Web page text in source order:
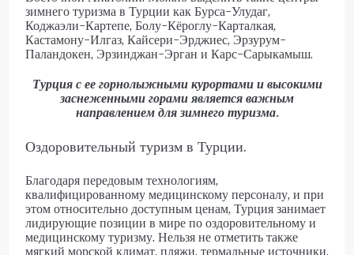
зимнего туризма в Турции как Бурса-Улудаг,
Коджаэли-Картепе, Болу-Кёроглу-Карталкая,
Кастамону-Илгаз, Кайсери-Эрджиес, Эрзурум-
Паландокен, Эрзинджан-Эрган и Карс-Сарыкамыш.
Турция с ее горнолыжными курортами и высокими
заснеженными горами является важным
направлением для зимнего туризма.
Оздоровительный туризм в Турции.
Благодаря передовым технологиям,
квалифицированному медицинскому персоналу, и при
этом относительно доступным ценам, Турция занимает
лидирующие позиции в мире по оздоровительному и
медицинскому туризму. Нельзя не отметить также
мягкий морской климат, пляжи, термальные источники,